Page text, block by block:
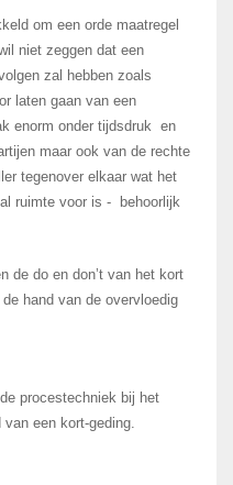
om een orde maatregel
niet zeggen dat een
zal hebben zoals
laten gaan van een
enorm onder tijdsdruk en
maar ook van de rechte
tegenover elkaar wat het
ruimte voor is - behoorlijk
de do en don’t van het kort
hand van de overvloedig
procestechniek bij het
een kort-geding.